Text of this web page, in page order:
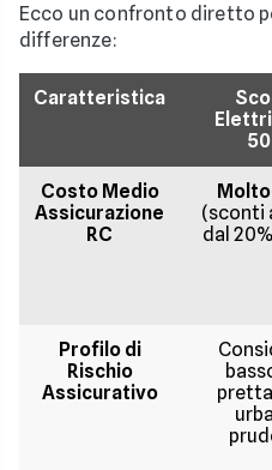
Ecco un confronto diretto
differenze:
Caratteristica
Costo Medio
Assicurazione
RC
(sconti
dal
Profilo di
Rischio
Assicurativo